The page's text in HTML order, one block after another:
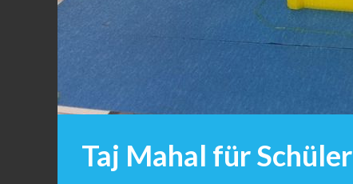
Taj Mahal für Schüler